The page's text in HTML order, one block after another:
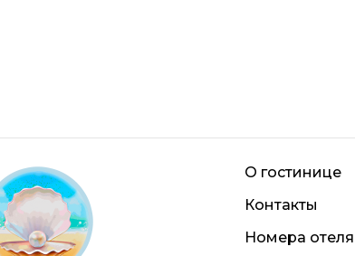
О гостинице
Контакты
Номера отеля